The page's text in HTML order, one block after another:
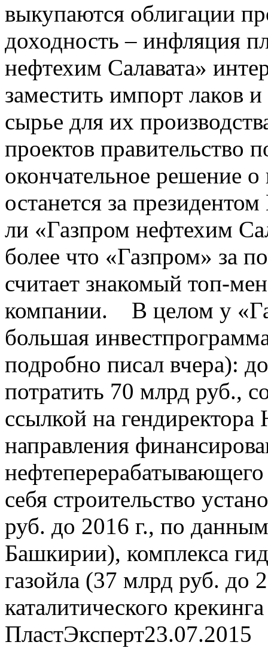
выкупаются облигации
доходность – инфляция
нефтехим Салавата»
заместить импорт лаков
сырье для их
проектов правительство
окончательное решение
останется за
ли «Газпром нефтехим
более что «Газпром» за
считает знакомый топ-
компании. В целом у
большая
подробно писал вчера):
потратить 70 млрд руб.,
ссылкой на
направления
себя строительство
руб. до 2016 г., по
Башкирии), комплекса
газойла (37 млрд руб. до
каталитического
ПластЭксперт23.07.2015